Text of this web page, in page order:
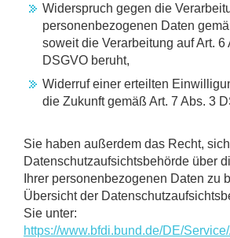
Widerspruch gegen die
personenbezogenen Daten
soweit die Verarbeitung auf Art. 6
DSGVO beruht,
Widerruf einer erteilten
die Zukunft gemäß Art. 7 Abs. 3
Sie haben außerdem das Recht,
Datenschutzaufsichtsbehörde über
Ihrer personenbezogenen Daten zu
Übersicht der
Sie unter:
https://www.bfdi.bund.de/DE/